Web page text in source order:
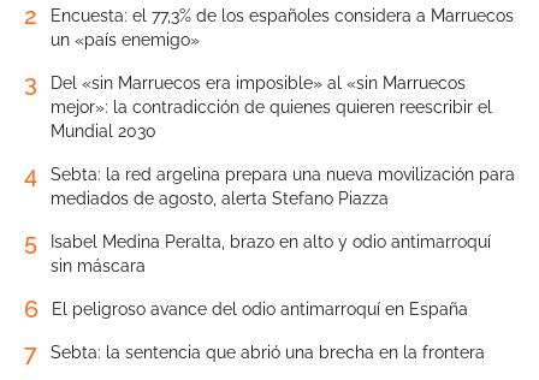
2
Encuesta: el 77,3% de los españoles considera a Marruecos
un «país enemigo»
3
Del «sin Marruecos era imposible» al «sin Marruecos
mejor»: la contradicción de quienes quieren reescribir el
Mundial 2030
4
Sebta: la red argelina prepara una nueva movilización para
mediados de agosto, alerta Stefano Piazza
5
Isabel Medina Peralta, brazo en alto y odio antimarroquí
sin máscara
6 El peligroso avance del odio antimarroquí en España
7 Sebta: la sentencia que abrió una brecha en la frontera